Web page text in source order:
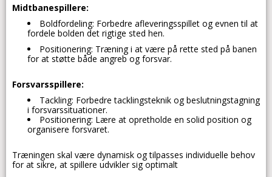
Midtbanespillere:
Boldfordeling: Forbedre afleveringsspillet og evnen til at
fordele bolden det rigtige sted hen.
Positionering: Træning i at være på rette sted på banen
for at støtte både angreb og forsvar.
Forsvarsspillere:
Tackling: Forbedre tacklingsteknik og beslutningstagning
i forsvarssituationer.
Positionering: Lære at opretholde en solid position og
organisere forsvaret.
Træningen skal være dynamisk og tilpasses individuelle behov
for at sikre, at spillere udvikler sig optimalt